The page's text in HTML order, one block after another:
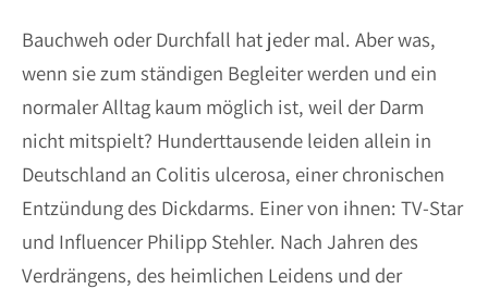
Bauchweh oder Durchfall hat jeder mal. Aber was,
wenn sie zum ständigen Begleiter werden und ein
normaler Alltag kaum möglich ist, weil der Darm
nicht mitspielt? Hunderttausende leiden allein in
Deutschland an Colitis ulcerosa, einer chronischen
Entzündung des Dickdarms. Einer von ihnen: TV-Star
und Influencer Philipp Stehler. Nach Jahren des
Verdrängens, des heimlichen Leidens und der